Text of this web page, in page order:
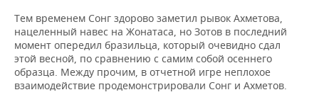
Тем временем Сонг здорово заметил рывок Ахметова,
нацеленный навес на Жонатаса, но Зотов в последний
момент опередил бразильца, который очевидно сдал
этой весной, по сравнению с самим собой осеннего
образца. Между прочим, в отчетной игре неплохое
взаимодействие продемонстрировали Сонг и Ахметов.